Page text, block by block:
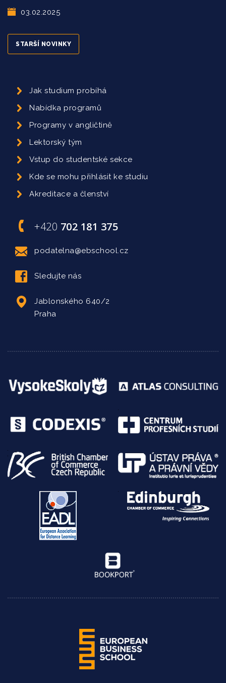
03.02.2025
STARŠÍ NOVINKY
Jak studium probíhá
Nabídka programů
Programy v angličtině
Lektorský tým
Vstup do studentské sekce
Kde se mohu přihlásit ke studiu
Akreditace a členství
+420 702 181 375
podatelna@ebschool.cz
Sledujte nás
Jablonského 640/2
Praha